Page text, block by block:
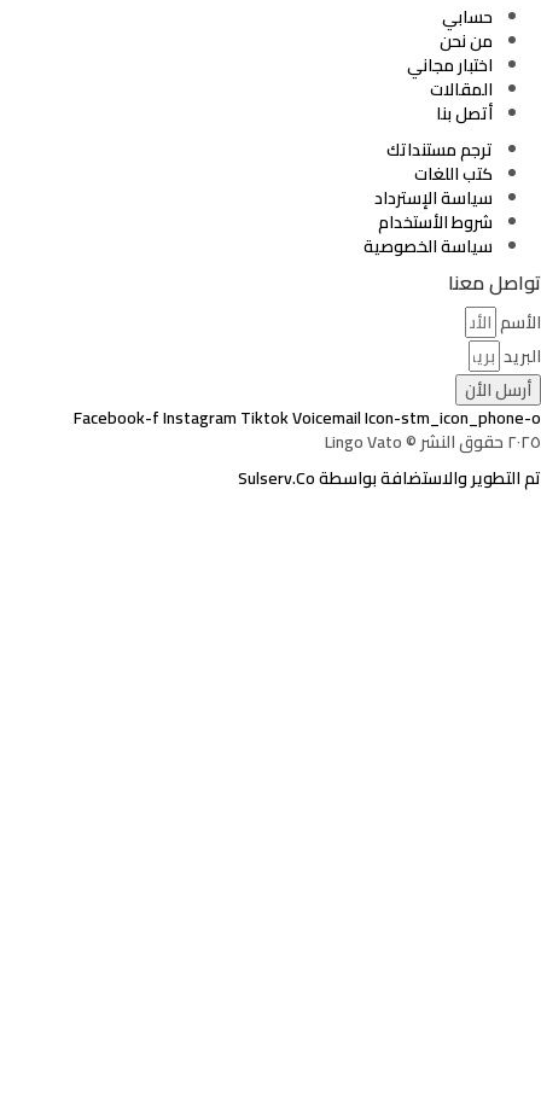
حسابي
من نحن
اختبار مجاني
المقالات
أتصل بنا
ترجم مستنداتك
كتب اللغات
سياسة الإسترداد
شروط الأستخدام
سياسة الخصوصية
تواصل معنا
الأسم
البريد
أرسل الأن
Facebook-fInstagramTiktokVoicemailIcon-stm_icon_phone-o
٢٠٢٥ حقوق النشر © Lingo Vato
تم التطوير والاستضافة بواسطة Sulserv.Co